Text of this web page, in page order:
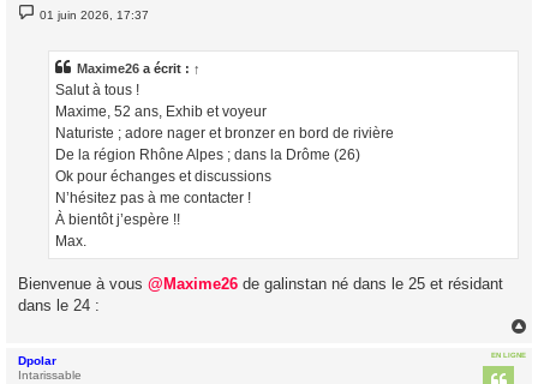
M
e
01 juin 2026, 17:37
Maxime26 a écrit : ↑
Salut à tous !
Maxime, 52 ans, Exhib et voyeur
Naturiste ; adore nager et bronzer en bord de rivière
De la région Rhône Alpes ; dans la Drôme (26)
Ok pour échanges et discussions
N’hésitez pas à me contacter !
À bientôt j’espère !!
Max.
Bienvenue à vous @Maxime26 de galinstan né dans le 25 et résidant
dans le 24 :
EN LIGNE
Dpolar
Intarissable